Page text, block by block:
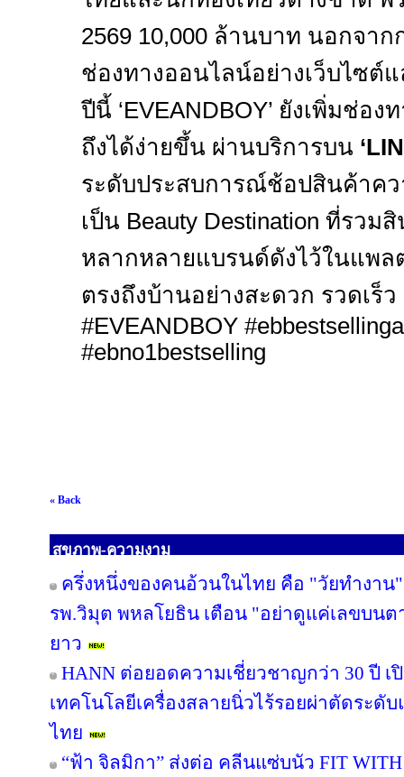
2569 10,000 ล้านบาท นอกจาก
ช่องทางออนไลน์อย่างเว็บไซต์
ปีนี้ ‘EVEANDBOY’ ยังเพิ่มช่อง
ถึงได้ง่ายขึ้น ผ่านบริการบน ‘
ระดับประสบการณ์ช้อปสินค้าค
เป็น Beauty Destination ที่รวมสิ
หลากหลายแบรนด์ดังไว้ในแพล
ตรงถึงบ้านอย่างสะดวก รวดเร็
#EVEANDBOY
#ebno1bestselling
« Back
สุขภาพ-ความงาม
ครึ่งหนึ่งของคนอ้วนในไทย คือ "วัยทำงา
รพ.วิมุต พหลโยธิน เตือน "อย่าดูแค่เลขบน
ยาว
HANN ต่อยอดความเชี่ยวชาญกว่า 30 ปี เ
เทคโนโลยีเครื่องสลายนิ่วไร้รอยผ่าตัดระดั
ไทย
“ฟ้า จิลมิกา” ส่งต่อ คลีนแซ่บนัว FIT